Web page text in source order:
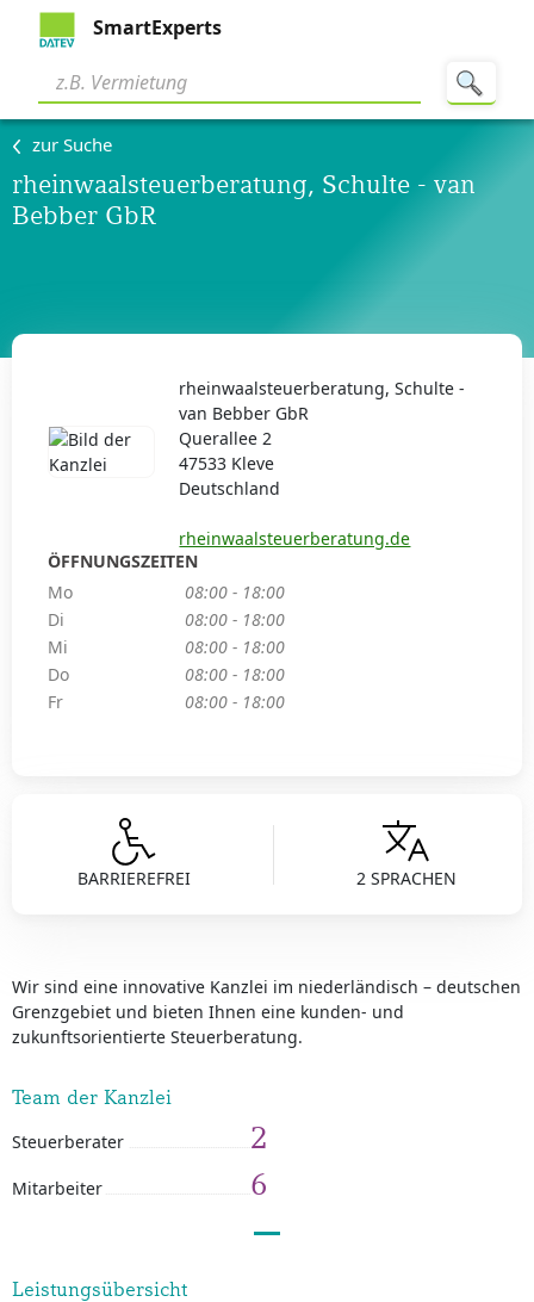
SmartExperts
zur Suche
rheinwaalsteuerberatung, Schulte - van
Bebber GbR
BARRIEREFREI 2 SPRACHEN
Wir sind eine innovative Kanzlei im niederländisch – deutschen
Grenzgebiet und bieten Ihnen eine kunden- und
zukunftsorientierte Steuerberatung.
Team der Kanzlei
Steuerberater 2
Mitarbeiter 6
Leistungsübersicht
rheinwaalsteuerberatung, Schulte -
van Bebber GbR
Querallee 2
47533 Kleve
Deutschland
rheinwaalsteuerberatung.de
ÖFFNUNGSZEITEN
Mo
08:00 - 18:00
Di
08:00 - 18:00
Mi
08:00 - 18:00
Do
08:00 - 18:00
Fr
08:00 - 18:00